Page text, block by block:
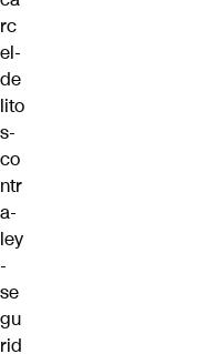
rc
el-
de
lito
s-
co
ntr
a-
ley
-
se
gu
rid